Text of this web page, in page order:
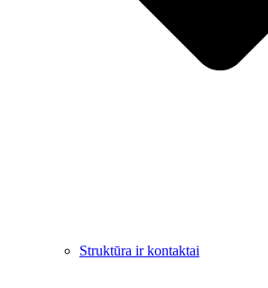
Struktūra ir kontaktai